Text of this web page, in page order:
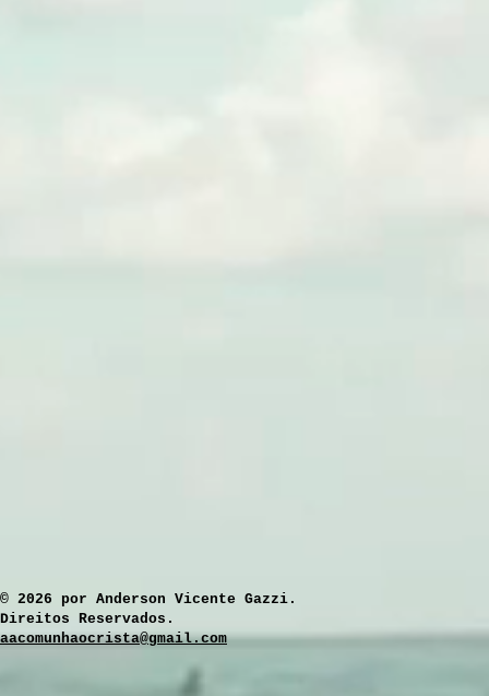
​© 2026 por Anderson Vicente Gazzi.
Direitos Reservados.
aacomunhaocrista@gmail.com